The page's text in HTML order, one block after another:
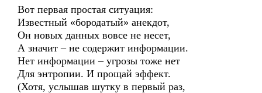
Вот первая простая ситуация:
Известный «бородатый» анекдот,
Он новых данных вовсе не несет,
А значит – не содержит информации.
Нет информации – угрозы тоже нет
Для энтропии. И прощай эффект.
(Хотя, услышав шутку в первый раз,